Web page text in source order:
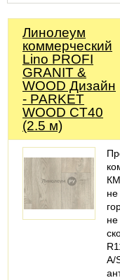
Линолеум
коммерческий
Lino PROFI
GRANIT &
WOOD Дизайн
- PARKET
WOOD CT40
(2.5 м)
не
не
A/